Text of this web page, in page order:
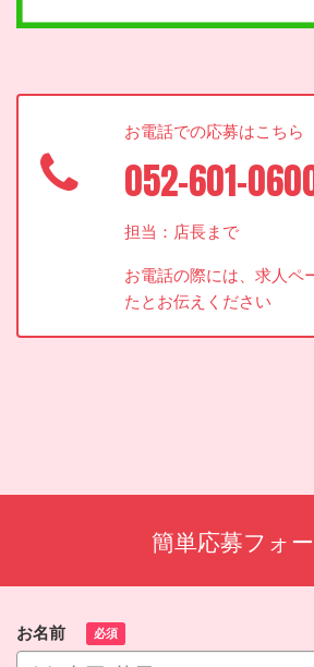
お電話での応募はこちら
052-601-
担当：店長まで
お電話の際には、求人ペ
たとお伝えください
簡単応募フォ
お名前 必須